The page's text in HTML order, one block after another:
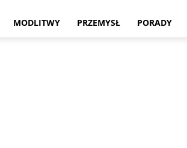
MODLITWY PRZEMYSŁ PORADY